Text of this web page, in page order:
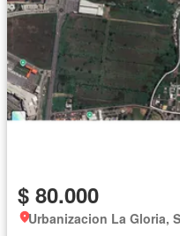
$ 80.000
Urbanizacion La Gloria,